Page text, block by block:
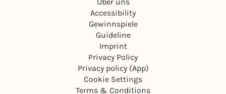
Accessibility
Gewinnspiele
Guideline
Imprint
Privacy Policy
Privacy policy (App)
Cookie Settings
Terms & Conditions